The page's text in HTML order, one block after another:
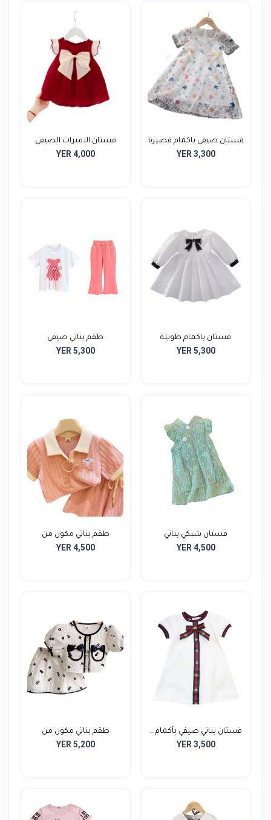
فستان صيفي باكمام قصيرة
YER 3,300
فستان الاميرات الصيفي
YER 4,000
فستان باكمام طويلة
YER 5,300
طقم بناتي صيفي
YER 5,300
فستان شبكي بناتي
YER 4,500
طقم بناتي مكون من
قطعتي...
YER 4,500
فستان بناتي صيفي بأكمام...
YER 3,500
طقم بناتي مكون من
قطعتي...
YER 5,200